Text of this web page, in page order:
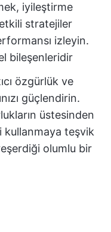
iyileştirme
stratejiler
izleyin.
bileşenleridir
özgürlük ve
güçlendirin.
üstesinden
kullanmaya teşvik
olumlu bir